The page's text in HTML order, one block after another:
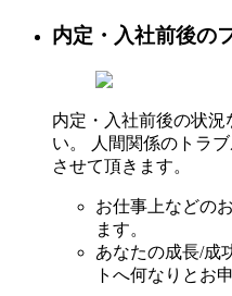
内定・入社前後の
内定・入社前後の状況
い。 人間関係のトラ
させて頂きます。
お仕事上などの
ます。
あなたの成長/成
トへ何なりとお